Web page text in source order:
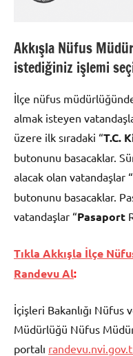
Akkışla Nüfus
istediğiniz işlemi
İlçe nüfus
almak isteyen
üzere ilk sıradaki “T.C.
butonunu basacaklar.
alacak olan vatandaşlar “
butonunu basacaklar.
vatandaşlar “Pasaport
Tıkla Akkışla İlçe
Randevu Al:
İçişleri Bakanlığı Nüfus
Müdürlüğü Nüfus
portalı